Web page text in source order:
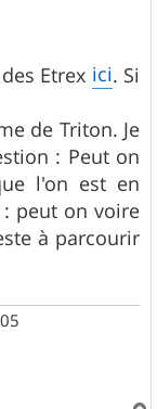
Etrex ici. Si
de Triton. Je
: Peut on
l'on est en
peut on voire
à parcourir